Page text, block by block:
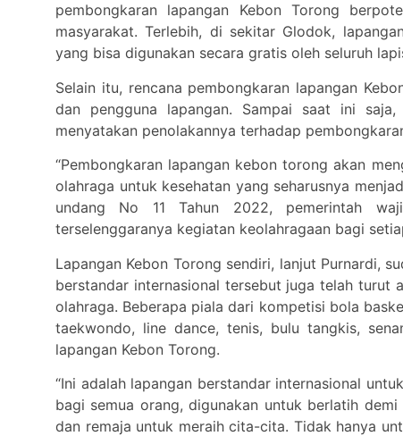
pembongkaran lapangan Kebon Torong
masyarakat. Terlebih, di sekitar Glodok,
yang bisa digunakan secara gratis oleh seluruh
Selain itu, rencana pembongkaran lapangan
dan pengguna lapangan. Sampai saat ini
menyatakan penolakannya terhadap
“Pembongkaran lapangan kebon torong akan
olahraga untuk kesehatan yang seharusnya
undang No 11 Tahun 2022, pemerintah
terselenggaranya kegiatan keolahragaan bagi
Lapangan Kebon Torong sendiri, lanjut Purnardi,
berstandar internasional tersebut juga telah turut
olahraga. Beberapa piala dari kompetisi bola
taekwondo, line dance, tenis, bulu tangkis,
lapangan Kebon Torong.
“Ini adalah lapangan berstandar internasional
bagi semua orang, digunakan untuk berlatih
dan remaja untuk meraih cita-cita. Tidak hanya